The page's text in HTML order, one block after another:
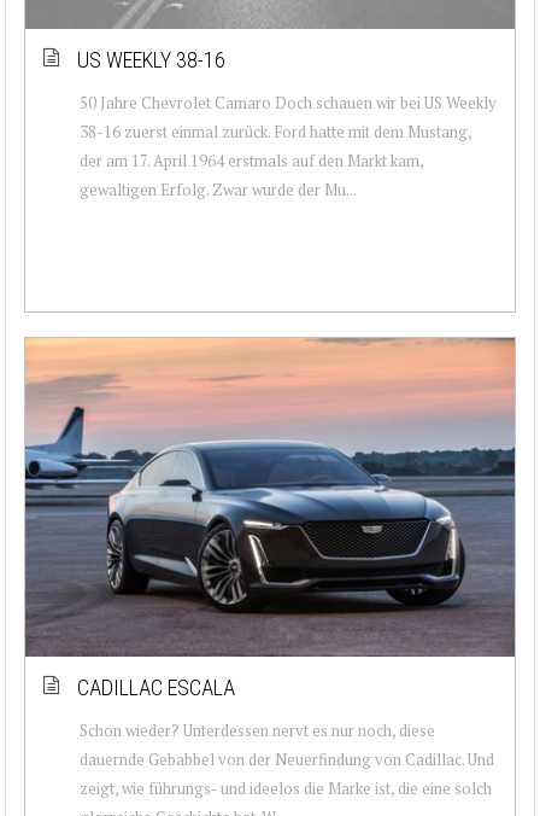
US WEEKLY 38-16
50 Jahre Chevrolet Camaro Doch schauen wir bei US Weekly
38-16 zuerst einmal zurück. Ford hatte mit dem Mustang,
der am 17. April 1964 erstmals auf den Markt kam,
gewaltigen Erfolg. Zwar wurde der Mu...
CADILLAC ESCALA
Schon wieder? Unterdessen nervt es nur noch, diese
dauernde Gebabbel von der Neuerfindung von Cadillac. Und
zeigt, wie führungs- und ideelos die Marke ist, die eine solch